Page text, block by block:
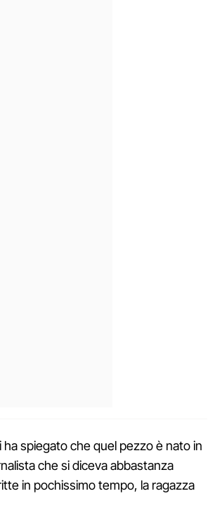
ha spiegato che quel pezzo è nato in
che si diceva abbastanza
in pochissimo tempo, la ragazza